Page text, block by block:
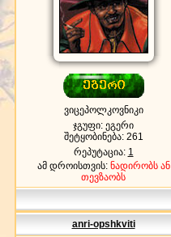
ვიცეპოლკოვნიკი
ჯგუფი: ეგერი
შეტყობინება: 261
რეპუტაცია: 1
ამ დროისთვის: ნადირობს ან
თევზაობს
anri-opshkviti